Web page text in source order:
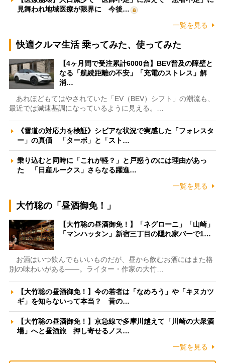
見舞われ地域医療が限界に 今後…
一覧を見る
快適クルマ生活 乗ってみた、使ってみた
【4ヶ月間で受注累計6000台】BEV普及の障壁と
なる「航続距離の不安」「充電のストレス」解
消…
あれほどもてはやされていた「EV（BEV）シフト」の潮流も、
最近では減速基調になっているように見える。…
《雪道の対応力を検証》シビアな状況で実感した「フォレスタ
ー」の真価 「ターボ」と「スト…
乗り込むと同時に「これが軽？」と戸惑うのには理由があっ
た 「日産ルークス」さらなる躍進…
一覧を見る
大竹聡の「昼酒御免！」
【大竹聡の昼酒御免！】「ネグローニ」「山崎」
「マンハッタン」新宿三丁目の隠れ家バーで1…
お酒はいつ飲んでもいいものだが、昼から飲むお酒にはまた格
別の味わいがある――。ライター・作家の大竹…
【大竹聡の昼酒御免！】今の若者は「なめろう」や「キヌカツ
ギ」を知らないって本当？ 昔の…
【大竹聡の昼酒御免！】京急線で多摩川越えて「川崎の大衆酒
場」へと昼酒旅 押し寄せるノス…
一覧を見る